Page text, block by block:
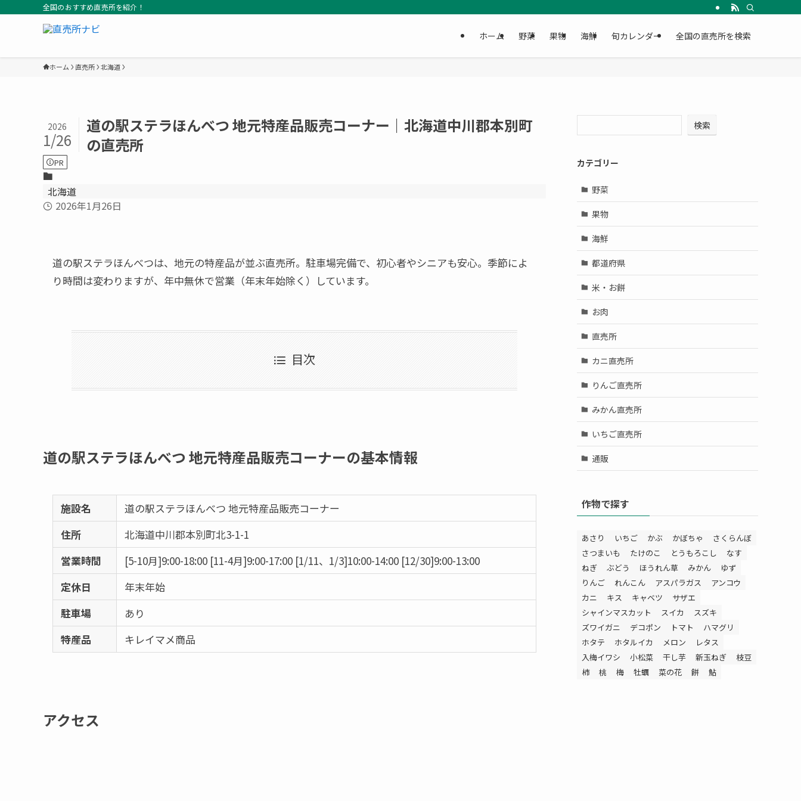
全国のおすすめ直売所を紹介！
ホーム 野菜 果物 海鮮 旬カレンダー 全国の直売所を検索
ホーム 直売所 北海道
道の駅ステラほんべつ 地元特産品販売コーナー｜北海道中川郡本別町
の直売所
2026
1/26
PR
北海道
2026年1月26日
道の駅ステラほんべつは、地元の特産品が並ぶ直売所。駐車場完備で、初心者やシニアも安心。季節によ
り時間は変わりますが、年中無休で営業（年末年始除く）しています。
目次
道の駅ステラほんべつ 地元特産品販売コーナーの基本情報
施設名
道の駅ステラほんべつ 地元特産品販売コーナー
住所
北海道中川郡本別町北3-1-1
営業時間
[5-10月]9:00-18:00 [11-4月]9:00-17:00 [1/11、1/3]10:00-14:00 [12/30]9:00-13:00
定休日
年末年始
駐車場
あり
特産品
キレイマメ商品
アクセス
検索
カテゴリー
野菜
果物
海鮮
都道府県
米・お餅
お肉
直売所
カニ直売所
りんご直売所
みかん直売所
いちご直売所
通販
作物で探す
あさり いちご かぶ かぼちゃ
さくらんぼ
さつまいも
たけのこ とうもろこし
なす
ねぎ
ぶどう ほうれん草 みかん
ゆず
りんご
れんこん アスパラガス
アンコウ
カニ
キス キャベツ
サザエ
シャインマスカット
スイカ
スズキ
ズワイガニ
デコポン トマト
ハマグリ
ホタテ
ホタルイカ メロン
レタス
入梅イワシ
小松菜 干し芋 新玉ねぎ
枝豆
柿
桃 梅 牡蠣 菜の花 餅 鮎